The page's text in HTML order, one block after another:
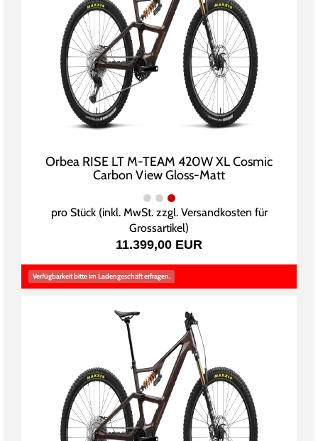
Orbea RISE LT M-TEAM 420W XL Cosmic
Carbon View Gloss-Matt
pro Stück (inkl. MwSt. zzgl. Versandkosten für
Grossartikel)
11.399,00 EUR
Verfügbarkeit bitte im Ladengeschäft erfragen.